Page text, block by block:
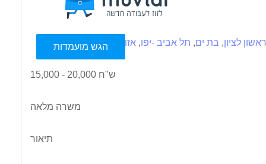
הגש מועמדות לציון, בת ים, תל אביב -יפו, אזור
15,000 - 20,000 ש"ח
משרה מלאה
תיאור